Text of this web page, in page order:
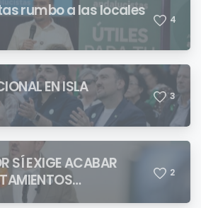
rumbo a las locales
4
EN ISLA
3
SÍ EXIGE ACABAR
2